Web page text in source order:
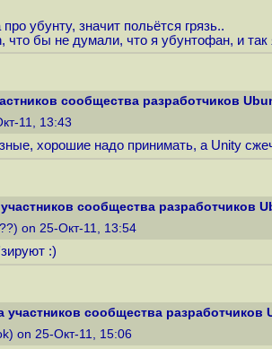
убунту, значит польётся грязь..
что бы не думали, что я убунтофан, и
сообщества разработчиков
11, 13:43
хорошие надо принимать, а Unity
сообщества разработчиков
on 25-Окт-11, 13:54
:)
участников сообщества разработчиков
on 25-Окт-11, 15:06